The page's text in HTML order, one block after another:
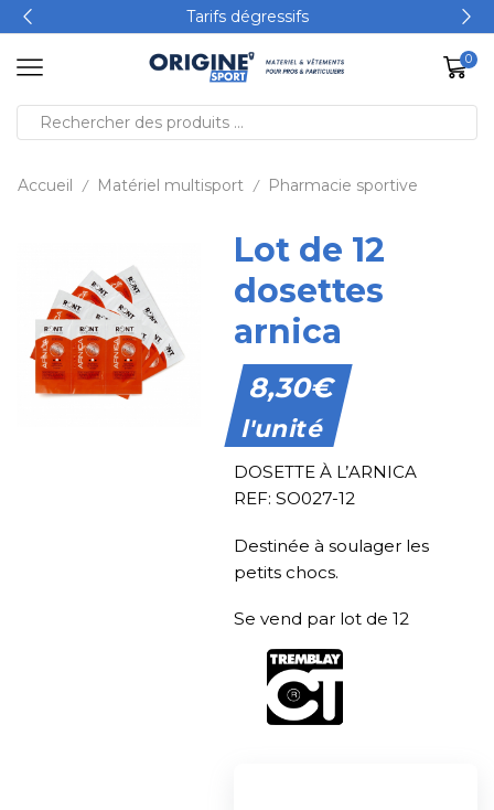
Tarifs dégressifs
0
Accueil / Matériel multisport / Pharmacie sportive
Lot de 12
dosettes
arnica
8,30€
l'unité
DOSETTE À L’ARNICA
REF: SO027-12
Destinée à soulager les
petits chocs.
Se vend par lot de 12